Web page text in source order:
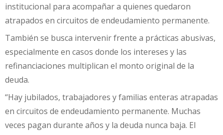
institucional para acompañar a quienes quedaron
atrapados en circuitos de endeudamiento permanente.
También se busca intervenir frente a prácticas abusivas,
especialmente en casos donde los intereses y las
refinanciaciones multiplican el monto original de la
deuda.
“Hay jubilados, trabajadores y familias enteras atrapadas
en circuitos de endeudamiento permanente. Muchas
veces pagan durante años y la deuda nunca baja. El